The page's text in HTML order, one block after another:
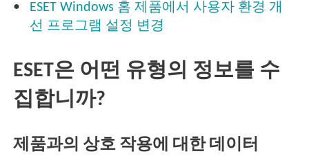
ESET Windows 홈 제품에서 사용자 환경 개
선 프로그램 설정 변경
ESET은 어떤 유형의 정보를 수
집합니까?
제품과의 상호 작용에 대한 데이터